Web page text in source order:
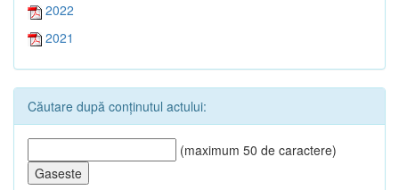
2022
2021
Căutare după conținutul actului:
(maximum 50 de caractere)